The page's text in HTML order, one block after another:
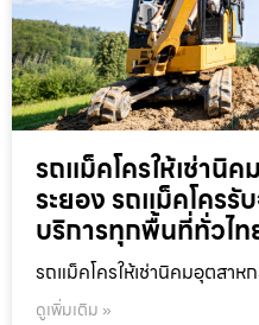
รถแม็คโครให้เช่านิ
ระยอง รถแม็คโครรั
บริการทุกพื้นที่ทั่วไท
รถแม็คโครให้เช่านิคมอุตสาห
ดูเพิ่มเติม »